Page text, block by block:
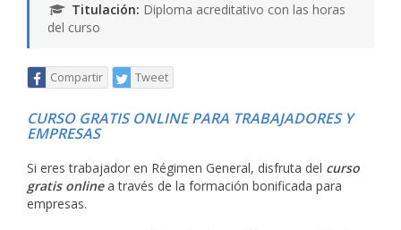
Titulación: Diploma acreditativo con las horas
del curso
Compartir Tweet
CURSO GRATIS ONLINE PARA TRABAJADORES Y
EMPRESAS
Si eres trabajador en Régimen General, disfruta del curso
gratis onlinea través de la formación bonificada para
empresas.